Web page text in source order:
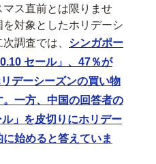
マス直前とは限りませ
対象としたホリデーシ
調査では、 シンガポー
セール」、47％が
デーシーズンの買い物
一方、中国の回答者の
」を皮切りにホリデー
始めると答えていま